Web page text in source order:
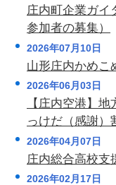
庄内町企業ガイ
参加者の募集）
2026年07月10日
山形庄内かめこ
2026年06月03日
【庄内空港】
っけだ（感謝）
2026年04月07日
庄内総合高校支
2026年02月17日